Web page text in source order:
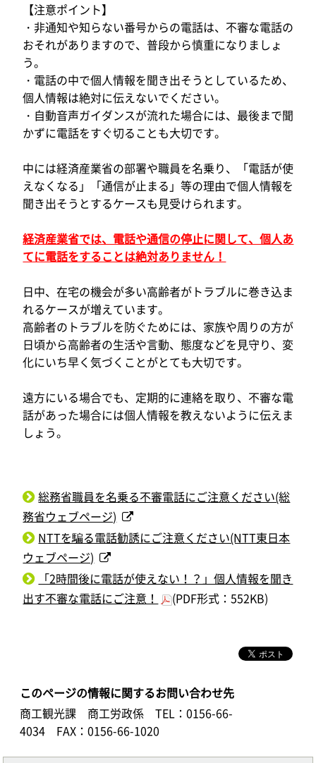
【注意ポイント】
・非通知や知らない番号からの電話は、不審な電話の
おそれがありますので、普段から慎重になりましょ
う。
・電話の中で個人情報を聞き出そうとしているため、
個人情報は絶対に伝えないでください。
・自動音声ガイダンスが流れた場合には、最後まで聞
かずに電話をすぐ切ることも大切です。
中には経済産業省の部署や職員を名乗り、「電話が使
えなくなる」「通信が止まる」等の理由で個人情報を
聞き出そうとするケースも見受けられます。
経済産業省では、電話や通信の停止に関して、個人あ
てに電話をすることは絶対ありません！
日中、在宅の機会が多い高齢者がトラブルに巻き込ま
れるケースが増えています。
高齢者のトラブルを防ぐためには、家族や周りの方が
日頃から高齢者の生活や言動、態度などを見守り、変
化にいち早く気づくことがとても大切です。
遠方にいる場合でも、定期的に連絡を取り、不審な電
話があった場合には個人情報を教えないように伝えま
しょう。
総務省職員を名乗る不審電話にご注意ください(総
務省ウェブページ)
NTTを騙る電話勧誘にご注意ください(NTT東日本
ウェブページ)
「2時間後に電話が使えない！？」個人情報を聞き
出す不審な電話にご注意！
(PDF形式：552KB)
このページの情報に関するお問い合わせ先
商工観光課 商工労政係
TEL：0156-66-
4034
FAX：0156-66-1020